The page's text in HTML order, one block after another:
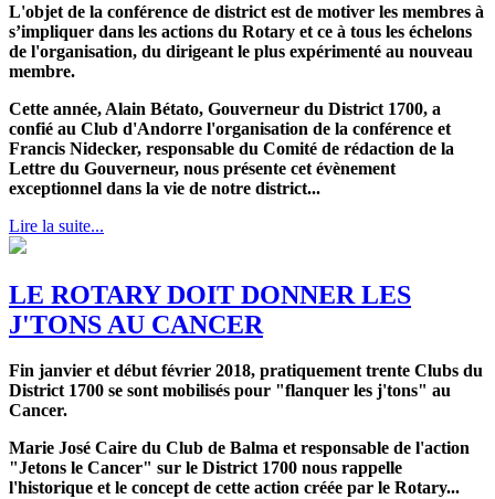
L'objet de la conférence de district est de motiver les membres à
s’impliquer dans les actions du Rotary et ce à tous les échelons
de l'organisation, du dirigeant le plus expérimenté au nouveau
membre.
Cette année, Alain Bétato, Gouverneur du District 1700, a
confié au Club d'Andorre l'organisation de la conférence et
Francis Nidecker, responsable du Comité de rédaction de la
Lettre du Gouverneur, nous présente cet évènement
exceptionnel dans la vie de notre district...
Lire la suite...
LE ROTARY DOIT DONNER LES
J'TONS AU CANCER
Fin janvier et début février 2018, pratiquement trente Clubs du
District 1700 se sont mobilisés pour "flanquer les j'tons" au
Cancer.
Marie José Caire du Club de Balma et responsable de l'action
"Jetons le Cancer" sur le District 1700 nous rappelle
l'historique et le concept de cette action créée par le Rotary...